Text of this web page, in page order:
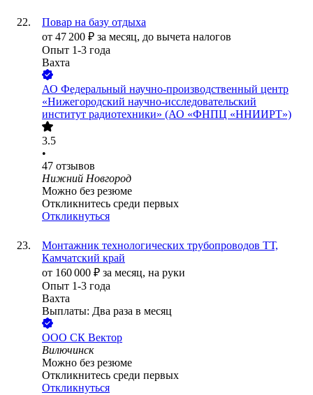
Повар на базу отдыха
от 47 200 ₽ за месяц, до вычета налогов
Опыт 1-3 года
Вахта
АО Федеральный научно-производственный центр
«Нижегородский научно-исследовательский
институт радиотехники» (АО «ФНПЦ «ННИИРТ»)
3.5
•
47 отзывов
Нижний Новгород
Можно без резюме
Откликнитесь среди первых
Откликнуться
Монтажник технологических трубопроводов ТТ,
Камчатский край
от 160 000 ₽ за месяц, на руки
Опыт 1-3 года
Вахта
Выплаты: Два раза в месяц
ООО СК Вектор
Вилючинск
Можно без резюме
Откликнитесь среди первых
Откликнуться